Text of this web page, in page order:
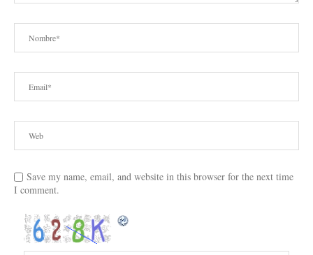
Save my name, email, and website in this browser for the next time
I comment.